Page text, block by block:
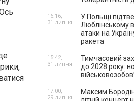
У Польщі
Люблінському
атаки на
ракета
16:16,
31 липня
Тимчасовий
до 2028 року:
15:42,
31 липня
Максим
17:00,
29 липня